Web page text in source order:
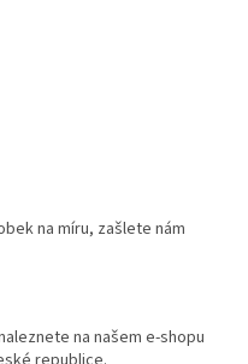
na míru, zašlete nám
na našem e-shopu